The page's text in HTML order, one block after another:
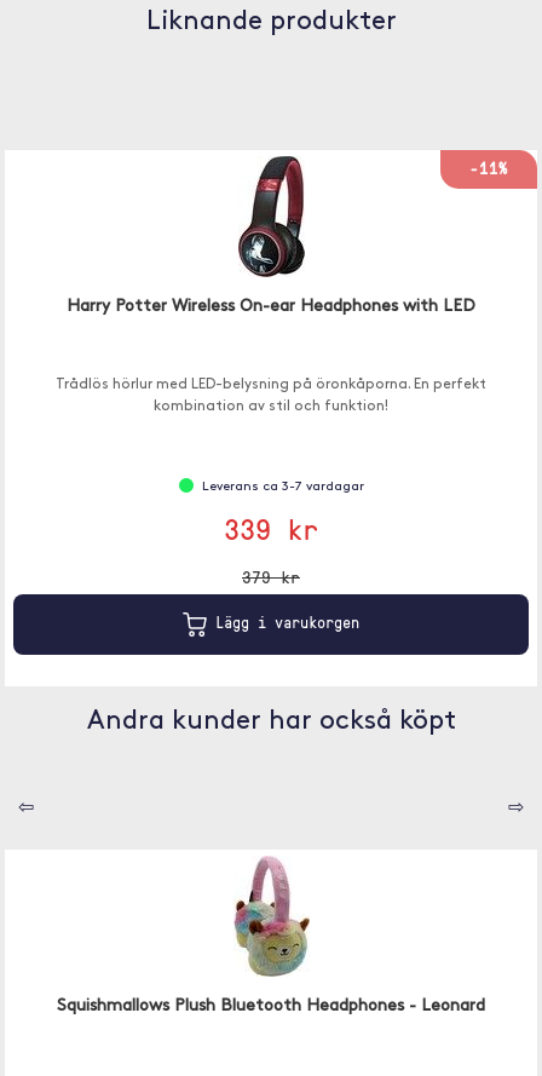
Liknande produkter
-11%
Harry Potter Wireless On-ear Headphones with LED
Trådlös hörlur med LED-belysning på öronkåporna. En perfekt
kombination av stil och funktion!
Leverans ca 3-7 vardagar
339 kr
379 kr
Lägg i varukorgen
Andra kunder har också köpt
⇦ ⇨
Squishmallows Plush Bluetooth Headphones - Leonard